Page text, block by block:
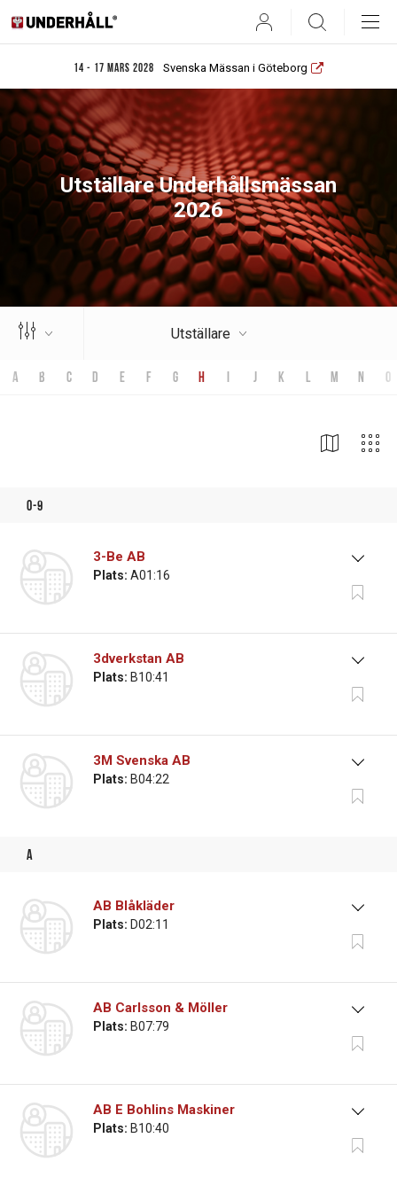
14 - 17 mars 2028 Svenska Mässan i Göteborg
User Search
Utställare Underhållsmässan
2026
Utställare
a b c d e f g h i j k l m n o
0-9
3-Be AB
Plats: A01:16
3dverkstan AB
Plats: B10:41
3M Svenska AB
Plats: B04:22
a
AB Blåkläder
Plats: D02:11
AB Carlsson & Möller
Plats: B07:79
AB E Bohlins Maskiner
Plats: B10:40